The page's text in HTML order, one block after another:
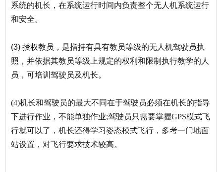
系统的机长，在系统运行时间内负责整个无人机系统运行
和安全。
(3)授权教员，是指持有具有教员等级的无人机驾驶员执
照，并依据其教员等级上规定的权利和限制执行教学的人
员，可培训驾驶员及机长。
(4)机长和驾驶员的最大不同在于驾驶员必须在机长的指导
下进行作业，不能单独作业;驾驶员只需要掌握GPS模式飞
行就可以了，机长还得学习姿态模式飞行，多考一门地面
站设置，对飞行要求技术较高。